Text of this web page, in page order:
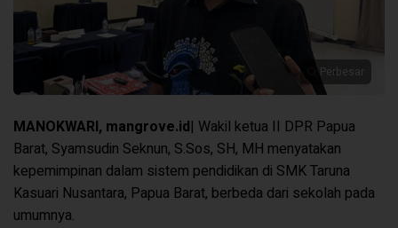
Perbesar
MANOKWARI, mangrove.id| Wakil ketua II DPR Papua
Barat, Syamsudin Seknun, S.Sos, SH, MH menyatakan
kepemimpinan dalam sistem pendidikan di SMK Taruna
Kasuari Nusantara, Papua Barat, berbeda dari sekolah pada
umumnya.